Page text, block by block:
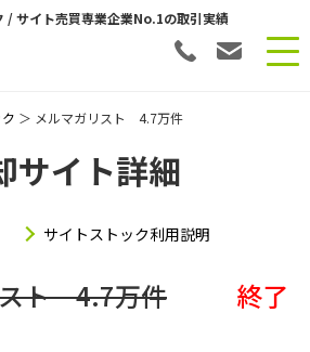
/ サイト売買専業企業No.1の取引実績
＞ メルマガリスト 4.7万件
サイト詳細
サイトストック利用説明
ト 4.7万件 終了